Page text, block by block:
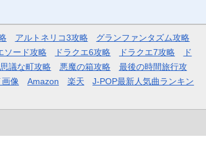
アルトネリコ3攻略
グランファンタズム攻略
ソード攻略 ドラクエ6攻略 ドラクエ7攻略
ド
議な町攻略 悪魔の箱攻略
最後の時間旅行攻
画像 Amazon 楽天
J-POP最新人気曲ランキン